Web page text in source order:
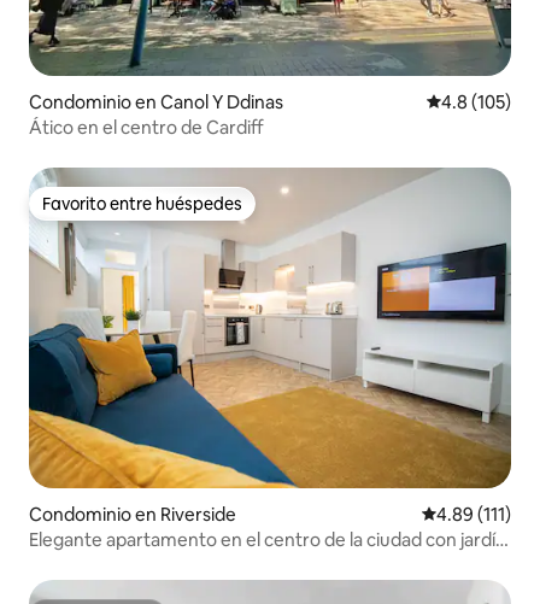
Condominio en Canol Y Ddinas Calificación
4.8 (105)
Ático en el centro de Cardiff
Favorito entre huéspedes
Favorito entre huéspedes
Condominio en Riverside Calificación
4.89 (111)
Elegante apartamento en el centro de la ciudad con jardín